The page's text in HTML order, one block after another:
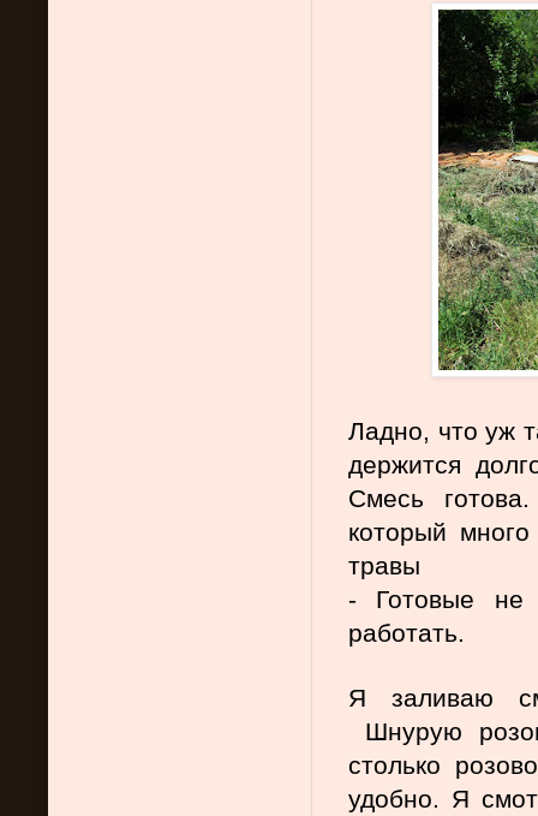
Ладно, что уж
держится
Смесь
который
травы
- Готовые не
работать.
Я заливаю
Шнурую
столько
удобно. Я